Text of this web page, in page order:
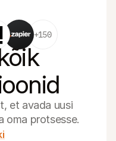
+150
et avada uusi
oma protsesse.